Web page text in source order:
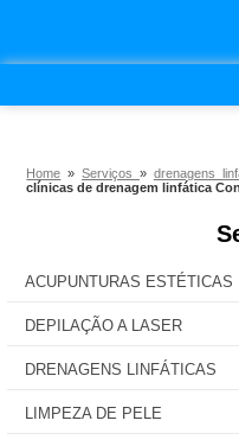
Home »Serviços » drenagens
clínicas de drenagem linfática
ACUPUNTURAS ESTÉTICAS
DEPILAÇÃO A LASER
DRENAGENS LINFÁTICAS
LIMPEZA DE PELE